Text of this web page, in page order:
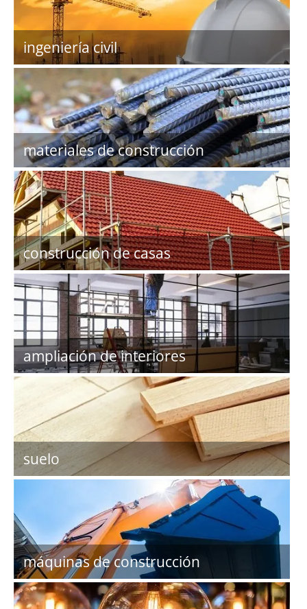
ingeniería civil
materiales de construcción
construcción de casas
ampliación de interiores
suelo
máquinas de construcción